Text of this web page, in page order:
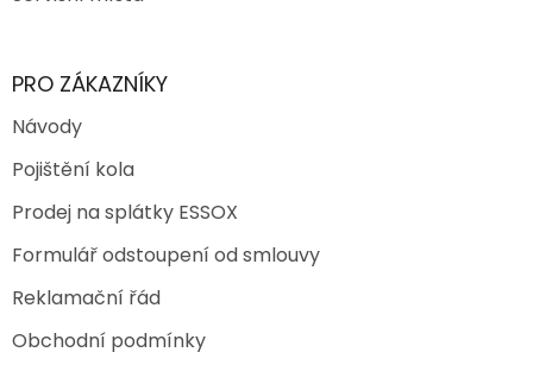
PRO ZÁKAZNÍKY
Návody
Pojištění kola
Prodej na splátky ESSOX
Formulář odstoupení od smlouvy
Reklamační řád
Obchodní podmínky